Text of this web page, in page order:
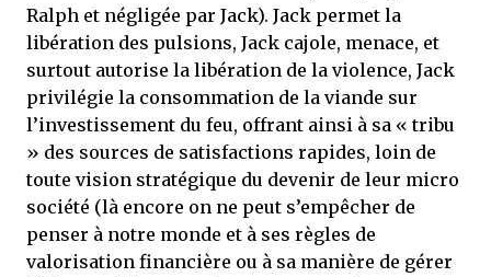
Ralph et négligée par Jack). Jack permet la
libération des pulsions, Jack cajole, menace, et
surtout autorise la libération de la violence, Jack
privilégie la consommation de la viande sur
l’investissement du feu, offrant ainsi à sa « tribu
» des sources de satisfactions rapides, loin de
toute vision stratégique du devenir de leur micro
société (là encore on ne peut s’empêcher de
penser à notre monde et à ses règles de
valorisation financière ou à sa manière de gérer